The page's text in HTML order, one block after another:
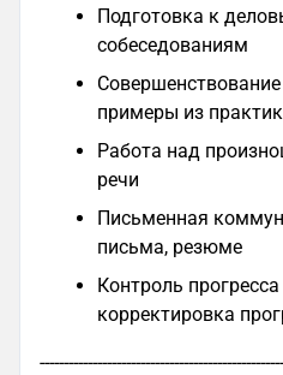
Подготовка к
собеседованиям
примеры из
Работа над
речи
Письменная
письма, резюме
Контроль
корректировка